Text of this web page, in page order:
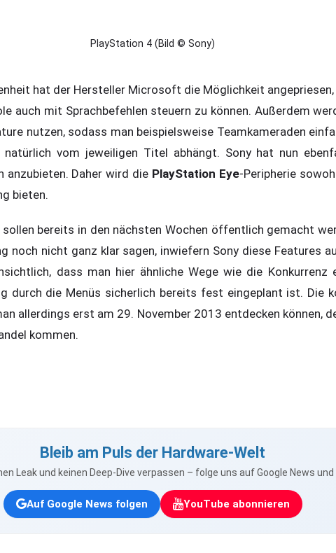
PlayStation 4 (Bild © Sony)
hat der Hersteller Microsoft die Möglichkeit
auch mit Sprachbefehlen steuern zu können. Außerdem
nutzen, sodass man beispielsweise Teamkameraden
natürlich vom jeweiligen Titel abhängt. Sony hat nun
anzubieten. Daher wird die PlayStation Eye-Peripherie
bieten.
sollen bereits in den nächsten Wochen öffentlich gemacht
noch nicht ganz klar sagen, inwiefern Sony diese Features
dass man hier ähnliche Wege wie die Konkurrenz
durch die Menüs sicherlich bereits fest eingeplant ist. Die
allerdings erst am 29. November 2013 entdecken können,
kommen.
Bleib am Puls der Hardware-Welt
Leak und keinen Deep-Dive verpassen – folge uns auf Google News und
Auf Google News folgen YouTube abonnieren